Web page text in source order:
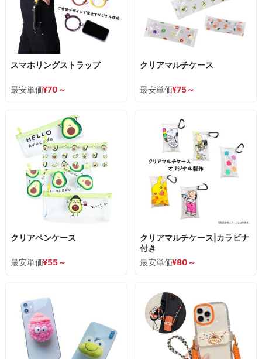
最安単価¥70 ～
スマホリングストラップ
最安単価¥75～
クリアマルチケース
最安単価¥55～
クリアペンケース
最安単価¥80 ～
クリアマルチケース|カラビナ
付き